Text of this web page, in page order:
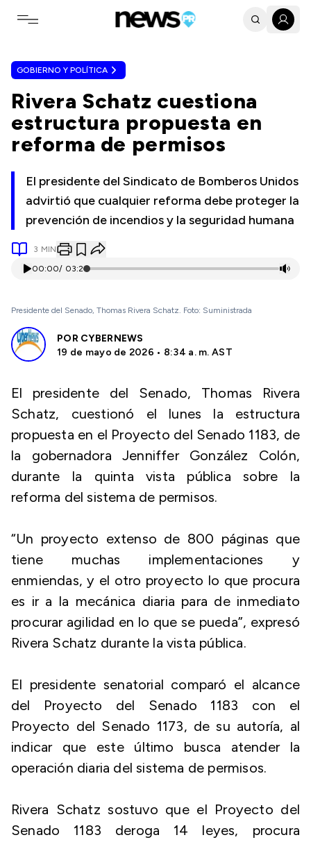
Toggle navigation menu
GOBIERNO Y POLÍTICA
Rivera Schatz cuestiona
estructura propuesta en
reforma de permisos
El presidente del Sindicato de Bomberos Unidos
advirtió que cualquier reforma debe proteger la
prevención de incendios y la seguridad humana
3 MIN
00:00/ 03:21
Presidente del Senado, Thomas Rivera Schatz. Foto: Suministrada
POR CYBERNEWS
19 de mayo de 2026 • 8:34 a. m. AST
El presidente del Senado, Thomas Rivera
Schatz, cuestionó el lunes la estructura
propuesta en el Proyecto del Senado 1183, de
la gobernadora Jenniffer González Colón,
durante la quinta vista pública sobre la
reforma del sistema de permisos.
“Un proyecto extenso de 800 páginas que
tiene muchas implementaciones y
enmiendas, y el otro proyecto lo que procura
es ir a la mecánica diaria para de inmediato
procurar agilidad en lo que se pueda”, expresó
Rivera Schatz durante la vista pública.
El presidente senatorial comparó el alcance
del Proyecto del Senado 1183 con el
Proyecto del Senado 1173, de su autoría, al
indicar que este último busca atender la
operación diaria del sistema de permisos.
Rivera Schatz sostuvo que el Proyecto del
Senado 1183 deroga 14 leyes, procura